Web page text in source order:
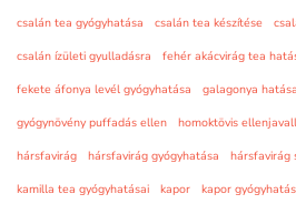
csalán tea gyógyhatása csalán tea készítése
csalán ízületi gyulladásra
fehér akácvirág tea
fekete áfonya levél gyógyhatása
galagonya hatása
gyógynövény puffadás ellen
homoktövis
hársfavirág
hársfavirág gyógyhatása hársfavirág
kamilla tea gyógyhatásai
kapor kapor